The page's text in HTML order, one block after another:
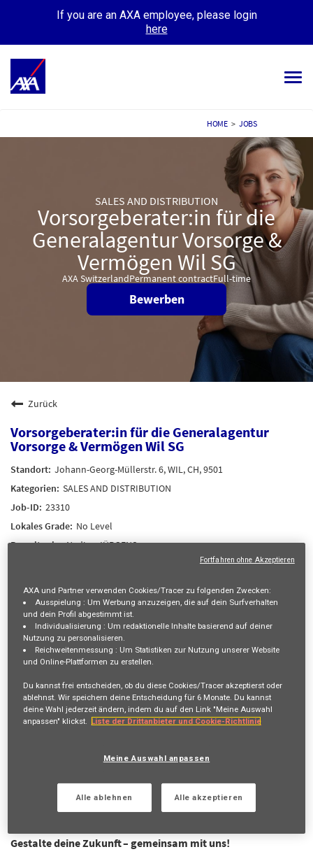
If you are an AXA employee, please login
here
MEET OUR PEOPLE
MY APPLICATIONS MY PROFILE
HOME > JOBS
SALES AND DISTRIBUTION
Vorsorgeberater:in für die
Generalagentur Vorsorge &
Vermögen Wil SG
AXA SwitzerlandPermanent contractFull-time
Bewerben
Zurück
Vorsorgeberater:in für die Generalagentur
Vorsorge & Vermögen Wil SG
Johann-Georg-Müllerstr. 6, WIL, CH, 9501
SALES AND DISTRIBUTION
23310
No Level
Nadine JÜRGENS
mail_outline
Erhalte zukünftige Jobangebote, die mit deiner Suche
übereinstimmen.
Anmelden
oder Registrieren
Gestalte deine Zukunft – gemeinsam mit uns!
AXA und Partner verwenden Cookies/Tracer zu folgenden Zwecken:
Ausspielung : Um Werbung anzuzeigen, die auf dein Surfverhalten
und dein Profil abgestimmt ist.
Individualisierung : Um redaktionelle Inhalte basierend auf deiner
Nutzung zu personalisieren.
Reichweitenmessung : Um Statistiken zur Nutzung unserer Website
und Online-Plattformen zu erstellen.
Du kannst frei entscheiden, ob du diese Cookies/Tracer akzeptierst oder
ablehnst. Wir speichern deine Entscheidung für 6 Monate. Du kannst
deine Wahl jederzeit ändern, indem du auf den Link "Meine Auswahl
anpassen" klickst. Liste der Drittanbieter und Cookie-Richtlinie
Meine Auswahl anpassen
Alle ablehnen Alle akzeptieren
Fortfahren ohne Akzeptieren